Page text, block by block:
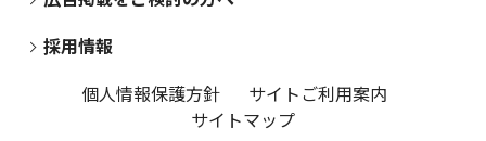
採用情報
個人情報保護方針
サイトご利用案内
サイトマップ